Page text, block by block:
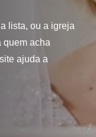
lista, ou a igreja
quem acha
ajuda a